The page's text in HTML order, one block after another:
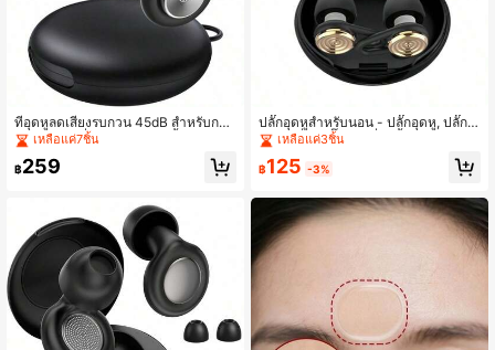
ที่อุดหูลดเสียงรบกวน 45dB สำหรับการ
นอนหลับ - ที่อุดหูซิลิโคนใช้ซ้ำได้พร้อม
6 ปลายหูและกล่องเดินทาง, ออกแบบนุ่
มสบาย, เหมาะสำหรับคอนเสิร์ต, การกร
ที่อุดหูทนทาน
เหลือแค่7ชิ้น
฿259
ปลั๊กอุดหูสำหรับนอน - ปลั๊กอุดหู, ปลั๊กอุ
ดหูแฟชั่น, ปลั๊กอุดหูที่ใช้ซ้ำได้, เหมาะ
สำหรับการนอน, การทำงาน, การเดินท
าง, ฯลฯ, มาพร้อมกับกล่องเก็บและ 6 ปล
เหลือแค่3ชิ้น
฿125 -3%